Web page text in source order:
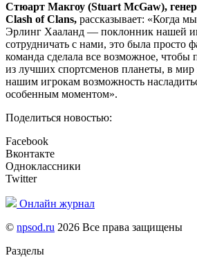
Стюарт Макгоу (Stuart McGaw),
Clash of Clans, рассказывает: «Когда
Эрлинг Хааланд — поклонник нашей
сотрудничать с нами, это была просто
команда сделала все возможное, чтобы
из лучших спортсменов планеты, в
нашим игрокам возможность
особенным моментом».
Поделиться новостью:
Facebook
Вконтакте
Одноклассники
Twitter
Онлайн журнал
© npsod.ru 2026 Все права защищены
Разделы